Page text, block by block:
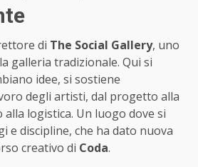
di The Social Gallery, uno
galleria tradizionale. Qui si
idee, si sostiene
degli artisti, dal progetto alla
alla logistica. Un luogo dove si
e discipline, che ha dato nuova
creativo di Coda.